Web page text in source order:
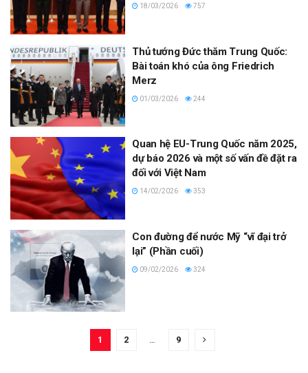
18/03/2026 757
Thủ tướng Đức thăm Trung Quốc:
Bài toán khó của ông Friedrich
Merz
01/03/2026 244
Quan hệ EU-Trung Quốc năm 2025,
dự báo 2026 và một số vấn đề đặt ra
đối với Việt Nam
14/02/2026 353
Con đường để nước Mỹ “vĩ đại trở
lại” (Phần cuối)
09/02/2026 324
1 2 … 9